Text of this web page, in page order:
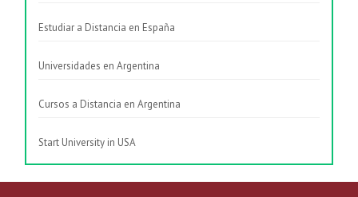
Estudiar a Distancia en España
Universidades en Argentina
Cursos a Distancia en Argentina
Start University in USA